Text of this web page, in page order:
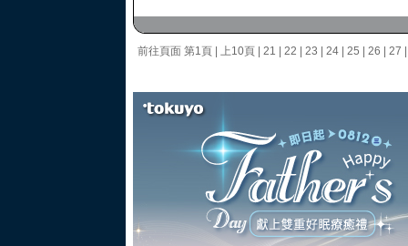
前往頁面 第1頁 上10頁 21 22 23 24 25 26 27